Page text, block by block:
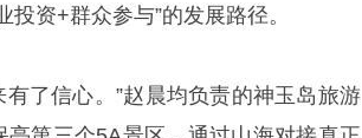
资+群众参与”的发展路径。
了信心。”赵晨均负责的神玉岛旅游